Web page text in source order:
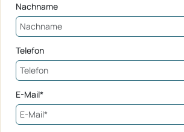
Nachname
Telefon
E-Mail*